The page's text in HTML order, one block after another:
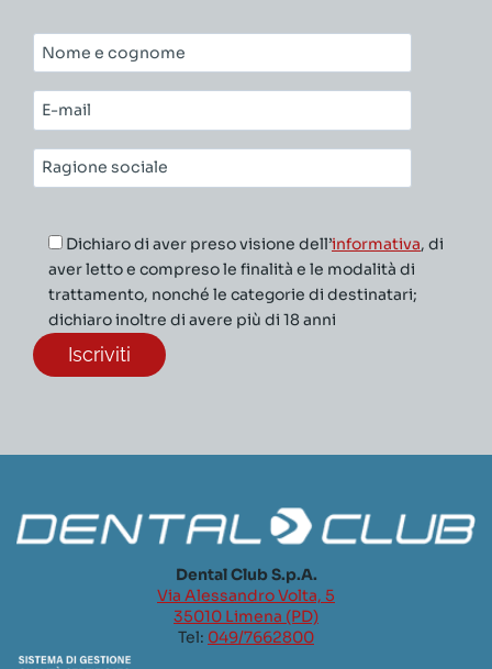
Nome
e
cognome*
E-
mail*
Ragione
sociale*
Dichiaro di aver preso visione dell’informativa, di
aver letto e compreso le finalità e le modalità di
trattamento, nonché le categorie di destinatari;
dichiaro inoltre di avere più di 18 anni
Dental Club S.p.A.
Via Alessandro Volta, 5
35010 Limena (PD)
Tel: 049/7662800